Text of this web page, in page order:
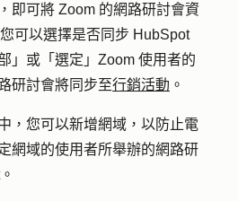
，即可將 Zoom 的網路研討會資
可以選擇是否同步 HubSpot
」或「選定」Zoom 使用者的
研討會將同步至行銷活動 。
，您可以新增網域，以防止電
網域的使用者所舉辦的網路研